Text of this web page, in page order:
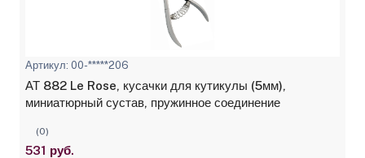
Артикул: 00-*****206
АТ 882 Le Rose, кусачки для кутикулы (5мм),
миниатюрный сустав, пружинное соединение
(0)
531 руб.